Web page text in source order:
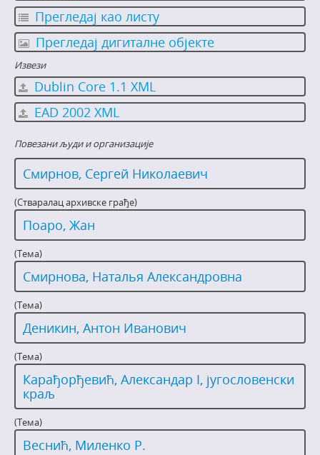
Прегледај као листу
Прегледај дигиталне објекте
Извези
Dublin Core 1.1 XML
EAD 2002 XML
Повезани људи и организације
Смирнов, Сергей Николаевич
(Стваралац архивске грађе)
Поаро, Жан
(Тема)
Смирнова, Наталья Александровна
(Тема)
Деникин, Антон Иванович
(Тема)
Карађорђевић, Александар I, југословенски
краљ
(Тема)
Веснић, Миленко Р.